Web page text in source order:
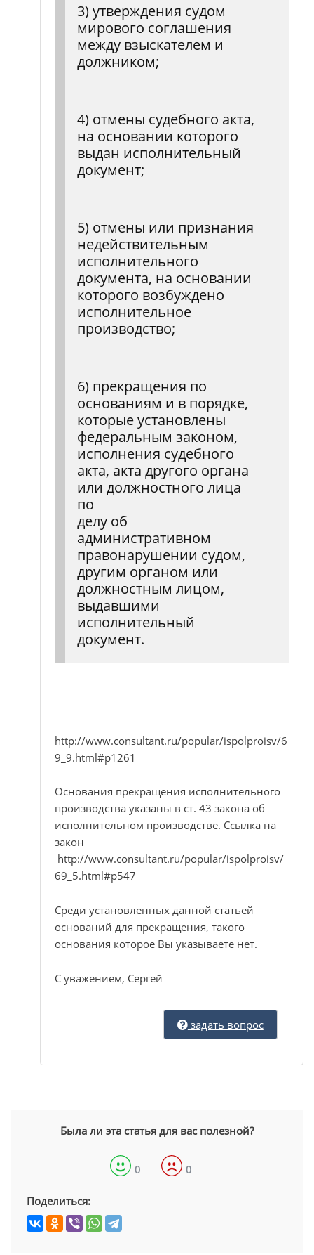
3) утверждения судом
мирового соглашения
между взыскателем и
должником;
4) отмены судебного акта,
на основании которого
выдан исполнительный
документ;
5) отмены или признания
недействительным
исполнительного
документа, на основании
которого возбуждено
исполнительное
производство;
6) прекращения по
основаниям и в порядке,
которые установлены
федеральным законом,
исполнения судебного
акта, акта другого органа
или должностного лица
по
делу об
административном
правонарушении судом,
другим органом или
должностным лицом,
выдавшими
исполнительный
документ.
http://www.consultant.ru/popular/ispolproisv/6
9_9.html#p1261
Основания прекращения исполнительного
производства указаны в ст. 43 закона об
исполнительном производстве. Ссылка на
закон
http://www.consultant.ru/popular/ispolproisv/
69_5.html#p547
Среди установленных данной статьей
оснований для прекращения, такого
основания которое Вы указываете нет.
С уважением, Сергей
задать вопрос
Была ли эта статья для вас полезной?
0 0
Поделиться: